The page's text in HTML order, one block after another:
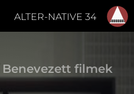
ALTER-NATIVE 34
Benevezett filmek